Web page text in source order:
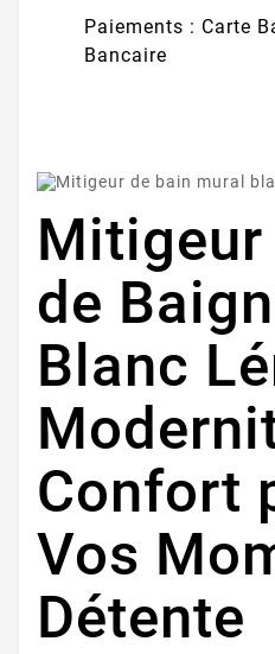
Paiements : Carte
Bancaire
Mitigeur
de
Blanc
Confort
Vos
Détente